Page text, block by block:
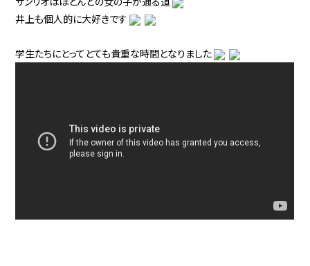
井上も個人的に大好きです
学生たちにとってとても貴重な時間となりました